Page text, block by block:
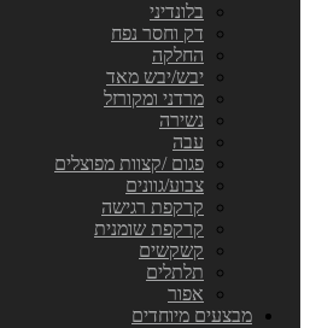
בלונדיני
דק וחסר נפח
החלקה
יבש/יבש מאד
מרדני ומקורזל
נשירה
עבה
פגום /קצוות מפוצלים
צבוע/גוונים
קרקפת רגישה
קרקפת שומנית
קשקשים
תלתלים
אפור
מבצעים מיוחדים